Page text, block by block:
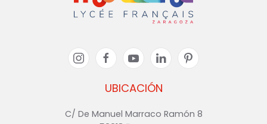
UBICACIÓN
C/ De Manuel Marraco Ramón 8